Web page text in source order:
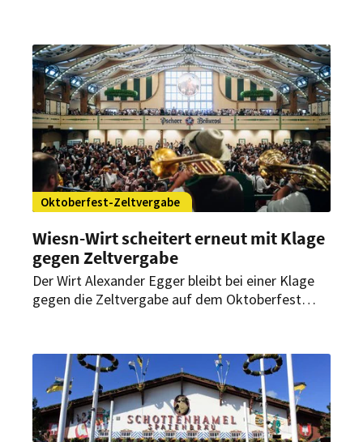
überraschenden Rückzug – und wer könnte
profitieren?
Oktoberfest-Zeltvergabe
Wiesn-Wirt scheitert erneut mit Klage
gegen Zeltvergabe
Der Wirt Alexander Egger bleibt bei einer Klage
gegen die Zeltvergabe auf dem Oktoberfest
gesprochen.